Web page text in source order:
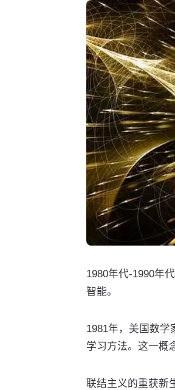
1980年代-1990年
智能。
1981年，美国数学
学习方法。这一概
联结主义的重获新